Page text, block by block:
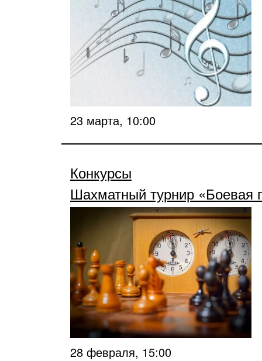
23 марта, 10:00
Конкурсы
Шахматный турнир «Боевая
28 февраля, 15:00